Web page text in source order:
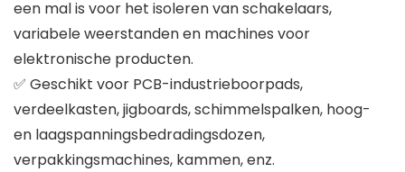
een mal is voor het isoleren van schakelaars,
variabele weerstanden en machines voor
elektronische producten.
✅ Geschikt voor PCB-industrieboorpads,
verdeelkasten, jigboards, schimmelspalken, hoog-
en laagspanningsbedradingsdozen,
verpakkingsmachines, kammen, enz.